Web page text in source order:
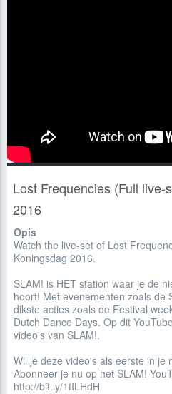
Lost Frequencies (Full
2016
Opis
Watch the live-set of Lost
Koningsdag 2016.
SLAM! is HET station waar je de
hoort! Met evenementen zoals de
dikste acties zoals de Festival
Dutch Dance Days. Op dit
video's van SLAM!.
Wil je deze video's als eerste in je
Abonneer je nu op het SLAM!
http://bit.ly/1fILHdH